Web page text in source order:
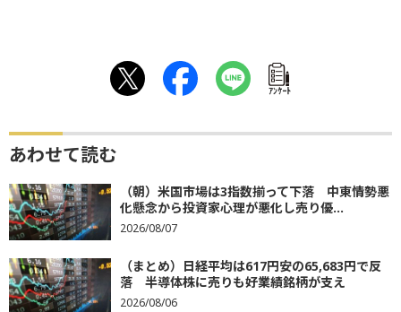
ｱﾝｹｰﾄ
あわせて読む
（朝）米国市場は3指数揃って下落 中東情勢悪
化懸念から投資家心理が悪化し売り優...
2026/08/07
（まとめ）日経平均は617円安の65,683円で反
落 半導体株に売りも好業績銘柄が支え
2026/08/06